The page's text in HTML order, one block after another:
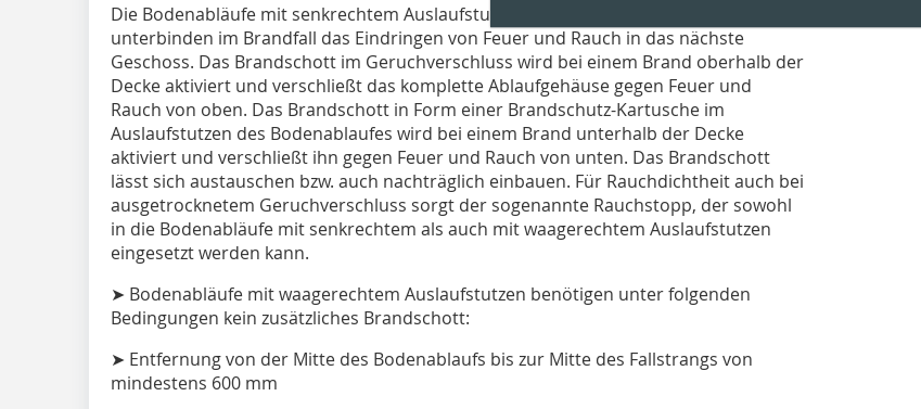
Die Bodenabläufe mit senkrechtem Auslaufstutzen und Brandschutz-Set
unterbinden im Brandfall das Eindringen von Feuer und Rauch in das nächste
Geschoss. Das Brandschott im Geruchverschluss wird bei einem Brand oberhalb der
Decke aktiviert und verschließt das komplette Ablaufgehäuse gegen Feuer und
Rauch von oben. Das Brandschott in Form einer Brandschutz-Kartusche im
Auslaufstutzen des Bodenablaufes wird bei einem Brand unterhalb der Decke
aktiviert und verschließt ihn gegen Feuer und Rauch von unten. Das Brandschott
lässt sich austauschen bzw. auch nachträglich einbauen. Für Rauchdichtheit auch bei
ausgetrocknetem Geruchverschluss sorgt der sogenannte Rauchstopp, der sowohl
in die Bodenabläufe mit senkrechtem als auch mit waagerechtem Auslaufstutzen
eingesetzt werden kann.
➤ Bodenabläufe mit waagerechtem Auslaufstutzen benötigen unter folgenden
Bedingungen kein zusätzliches Brandschott:
➤ Entfernung von der Mitte des Bodenablaufs bis zur Mitte des Fallstrangs von
mindestens 600 mm